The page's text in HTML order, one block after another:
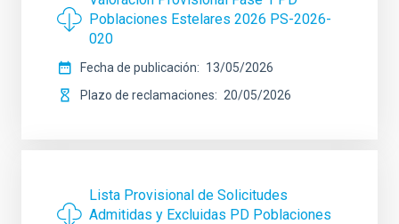
Poblaciones Estelares 2026 PS-2026-
020
Fecha de publicación
13/05/2026
Plazo de reclamaciones
20/05/2026
Lista Provisional de Solicitudes
Admitidas y Excluidas PD Poblaciones